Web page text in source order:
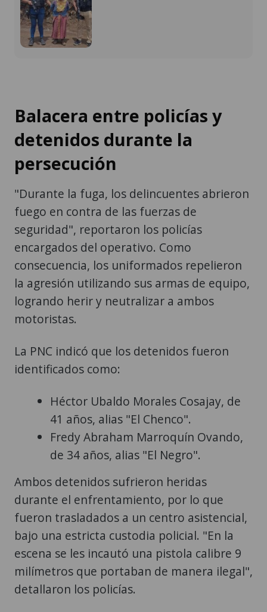
Balacera entre policías y
detenidos durante la
persecución
"Durante la fuga, los delincuentes abrieron
fuego en contra de las fuerzas de
seguridad", reportaron los policías
encargados del operativo. Como
consecuencia, los uniformados repelieron
la agresión utilizando sus armas de equipo,
logrando herir y neutralizar a ambos
motoristas.
La PNC indicó que los detenidos fueron
identificados como:
Héctor Ubaldo Morales Cosajay, de
41 años, alias "El Chenco".
Fredy Abraham Marroquín Ovando,
de 34 años, alias "El Negro".
Ambos detenidos sufrieron heridas
durante el enfrentamiento, por lo que
fueron trasladados a un centro asistencial,
bajo una estricta custodia policial. "En la
escena se les incautó una pistola calibre 9
milímetros que portaban de manera ilegal",
detallaron los policías.